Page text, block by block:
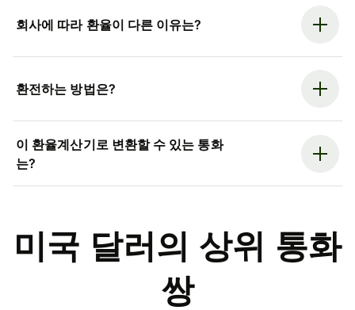
회사에 따라 환율이 다른 이유는?
환전하는 방법은?
이 환율계산기로 변환할 수 있는 통화
는?
미국 달러의 상위 통화
쌍